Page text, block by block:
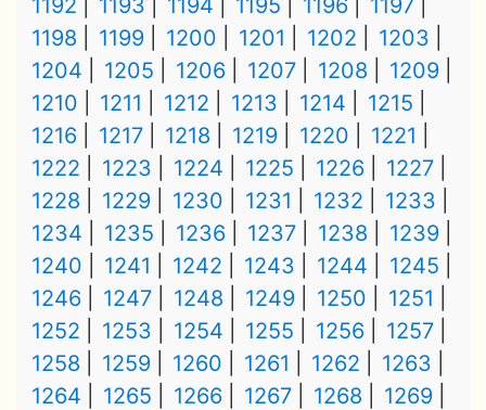
1192
1193 1194 1195 1196
1197
1198
1199 1200 1201 1202
1203
1204
1205 1206 1207 1208
1209
1210
1211 1212 1213 1214
1215
1216
1217 1218 1219 1220
1221
1222
1223 1224 1225 1226
1227
1228
1229 1230 1231 1232
1233
1234
1235 1236 1237 1238
1239
1240
1241 1242 1243 1244
1245
1246
1247 1248 1249 1250
1251
1252
1253 1254 1255 1256
1257
1258
1259 1260 1261 1262
1263
1264
1265 1266 1267 1268
1269